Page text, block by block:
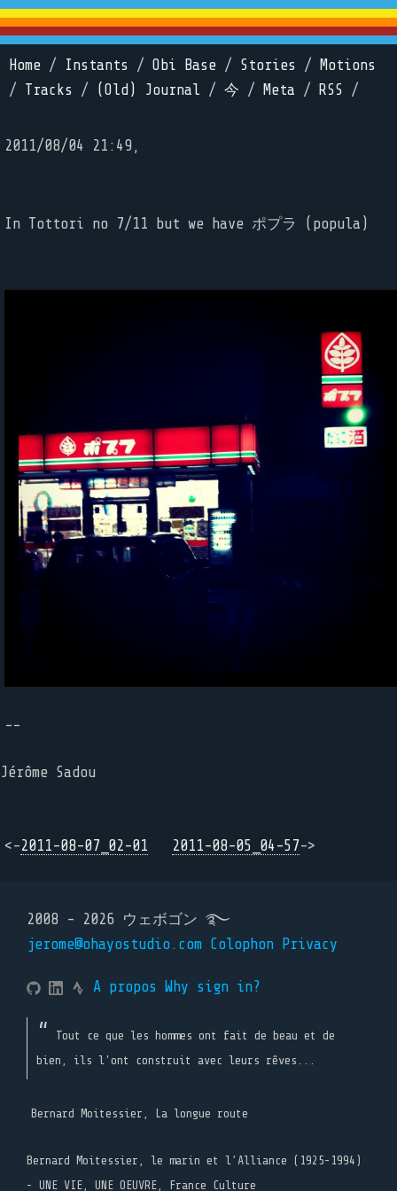
Home / Instants / Obi Base / Stories /
Motions
/ Tracks / (Old) Journal / 今 / Meta / RSS /
2011/08/04 21:49,
In Tottori no 7/11 but we have ポプラ (popula)
--
Jérôme Sadou
<-2011-08-07_02-01 2011-08-05_04-57->
2008 - 2026 ウェボゴン ࿐
jerome@ohayostudio.com Colophon Privacy
A propos Why sign in?
Tout ce que les hommes ont fait de beau et de
bien, ils l'ont construit avec leurs rêves...
Bernard Moitessier, La longue route
Bernard Moitessier, le marin et l’Alliance (1925-1994)
- UNE VIE, UNE OEUVRE, France Culture